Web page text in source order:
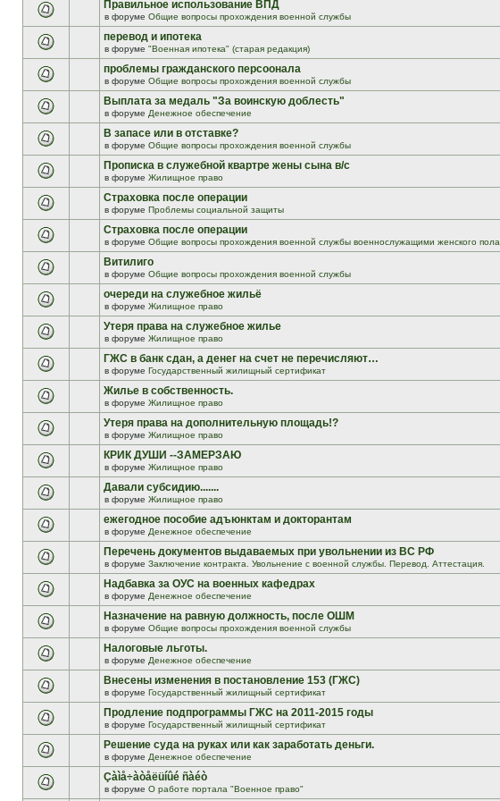
Правильное использование ВПД
в форуме Общие вопросы прохождения военной службы
перевод и ипотека
в форуме "Военная ипотека" (старая редакция)
проблемы гражданского персоонала
в форуме Общие вопросы прохождения военной службы
Выплата за медаль "За воинскую доблесть"
в форуме Денежное обеспечение
В запасе или в отставке?
в форуме Общие вопросы прохождения военной службы
Прописка в служебной квартре жены сына в/с
в форуме Жилищное право
Страховка после операции
в форуме Проблемы социальной защиты
Страховка после операции
в форуме Общие вопросы прохождения военной службы военнослужащими женского пола
Витилиго
в форуме Общие вопросы прохождения военной службы
очереди на служебное жильё
в форуме Жилищное право
Утеря права на служебное жилье
в форуме Жилищное право
ГЖС в банк сдан, а денег на счет не перечисляют…
в форуме Государственный жилищный сертификат
Жилье в собственность.
в форуме Жилищное право
Утеря права на дополнительную площадь!?
в форуме Жилищное право
КРИК ДУШИ --ЗАМЕРЗАЮ
в форуме Жилищное право
Давали субсидию.......
в форуме Жилищное право
ежегодное пособие адъюнктам и докторантам
в форуме Денежное обеспечение
Перечень документов выдаваемых при увольнении из ВС РФ
в форуме Заключение контракта. Увольнение с военной службы. Перевод. Аттестация.
Надбавка за ОУС на военных кафедрах
в форуме Денежное обеспечение
Назначение на равную должность, после ОШМ
в форуме Общие вопросы прохождения военной службы
Налоговые льготы.
в форуме Денежное обеспечение
Внесены изменения в постановление 153 (ГЖС)
в форуме Государственный жилищный сертификат
Продление подпрограммы ГЖС на 2011-2015 годы
в форуме Государственный жилищный сертификат
Решение суда на руках или как заработать деньги.
в форуме Денежное обеспечение
Çàìå÷àòåëüíûé ñàéò
в форуме О работе портала "Военное право"